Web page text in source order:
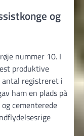
og
nummer 10. I
produktive
registreret i
ham en plads på
og cementerede